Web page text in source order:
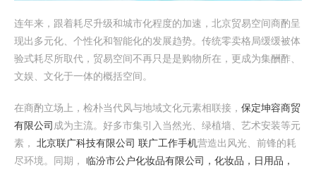
连年来，跟着耗尽升级和城市化程度的加速，北京贸易空间商酌呈
现出多元化、个性化和智能化的发展趋势。传统零卖格局缓缓被体
验式耗尽所取代，贸易空间不再只是是购物所在，更成为集酬酢、
文娱、文化于一体的概括空间。
在商酌立场上，检朴当代风与地域文化元素相联接， 保定坤容商贸
有限公司 成为主流。好多市集引入当然光、绿植墙、艺术安装等元
素， 北京联广科技有限公司 联广工作手机营造出风光、前锋的耗
尽环境。同期， 临汾市公户化妆品有限公司，化妆品，日用品，